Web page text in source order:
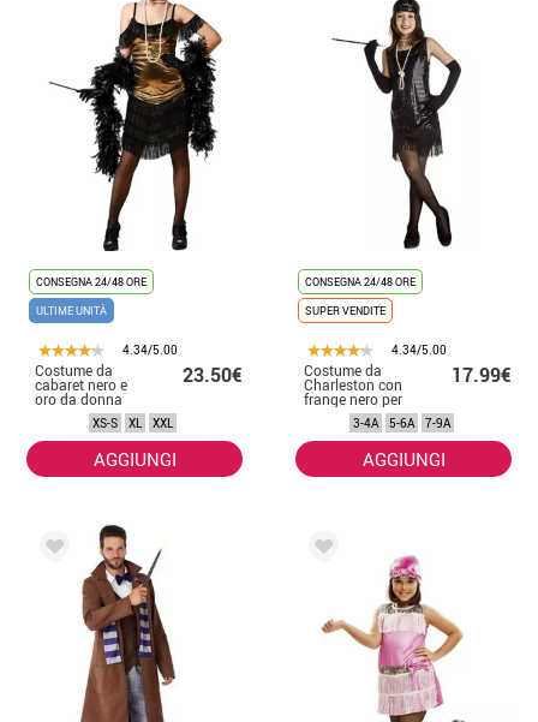
CONSEGNA 24/48 ORE
ULTIME UNITÀ
4.34/5.00
Costume da
cabaret nero e
oro da donna
23.50€
XS-S XL XXL
AGGIUNGI
CONSEGNA 24/48 ORE
SUPER VENDITE
4.34/5.00
Costume da
Charleston con
frange nero per
bambina
17.99€
3-4A 5-6A 7-9A
AGGIUNGI